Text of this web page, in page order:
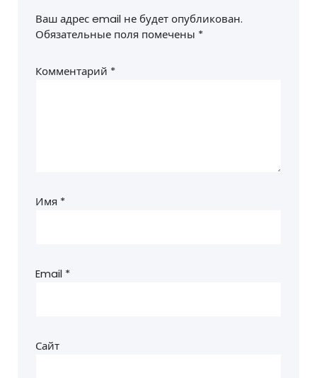
Ваш адрес email не будет опубликован.
Обязательные поля помечены *
Комментарий *
Имя *
Email *
Сайт